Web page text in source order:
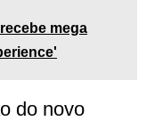
mega
do novo